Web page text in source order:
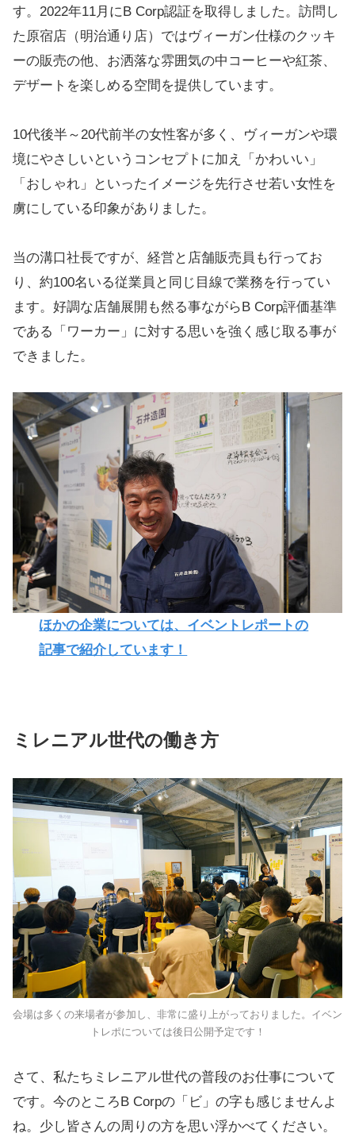
す。2022年11月にB Corp認証を取得しました。訪問し
た原宿店（明治通り店）ではヴィーガン仕様のクッキ
ーの販売の他、お洒落な雰囲気の中コーヒーや紅茶、
デザートを楽しめる空間を提供しています。
10代後半～20代前半の女性客が多く、ヴィーガンや環
境にやさしいというコンセプトに加え「かわいい」
「おしゃれ」といったイメージを先行させ若い女性を
虜にしている印象がありました。
当の溝口社長ですが、経営と店舗販売員も行ってお
り、約100名いる従業員と同じ目線で業務を行ってい
ます。好調な店舗展開も然る事ながらB Corp評価基準
である「ワーカー」に対する思いを強く感じ取る事が
できました。
ほかの企業については、イベントレポートの
記事で紹介しています！
ミレニアル世代の働き方
会場は多くの来場者が参加し、非常に盛り上がっておりました。イベン
トレポについては後日公開予定です！
さて、私たちミレニアル世代の普段のお仕事について
です。今のところB Corpの「ビ」の字も感じませんよ
ね。少し皆さんの周りの方を思い浮かべてください。